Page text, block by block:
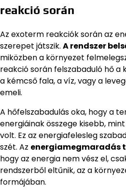
reakció során
Az exoterm reakciók során az
szerepet játszik. A rendszer
miközben a környezet
reakció során felszabaduló hő a
a kémcső fala, a víz, vagy a
emeli.
A hőfelszabadulás oka, hogy a
energiáinak összege kisebb,
volt. Ez az energiafelesleg
szét. Az energiamegmaradás
hogy az energia nem vész el,
rendszerből eltűnik, az a
formájában.